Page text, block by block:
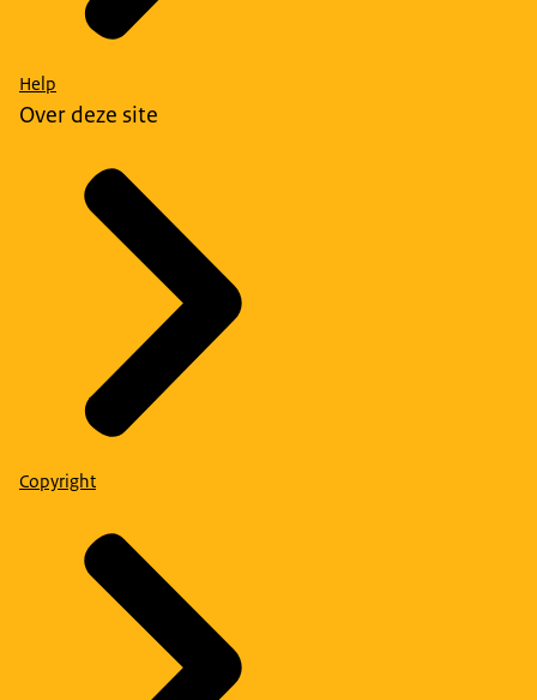
Help
Over deze site
Copyright